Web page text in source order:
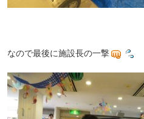
なので最後に施設長の一撃